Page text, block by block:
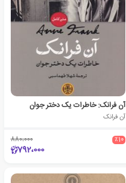
آن فرانک: خاطرات یک دختر جوان
آن فرانک
٪10 880،000
792،000